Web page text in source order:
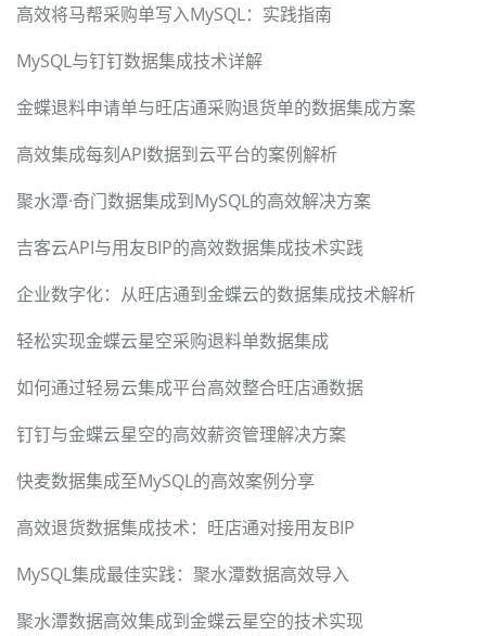
高效将马帮采购单写入MySQL：实践指南
MySQL与钉钉数据集成技术详解
金蝶退料申请单与旺店通采购退货单的数据集成方案
高效集成每刻API数据到云平台的案例解析
聚水潭·奇门数据集成到MySQL的高效解决方案
吉客云API与用友BIP的高效数据集成技术实践
企业数字化：从旺店通到金蝶云的数据集成技术解析
轻松实现金蝶云星空采购退料单数据集成
如何通过轻易云集成平台高效整合旺店通数据
钉钉与金蝶云星空的高效薪资管理解决方案
快麦数据集成至MySQL的高效案例分享
高效退货数据集成技术：旺店通对接用友BIP
MySQL集成最佳实践：聚水潭数据高效导入
聚水潭数据高效集成到金蝶云星空的技术实现